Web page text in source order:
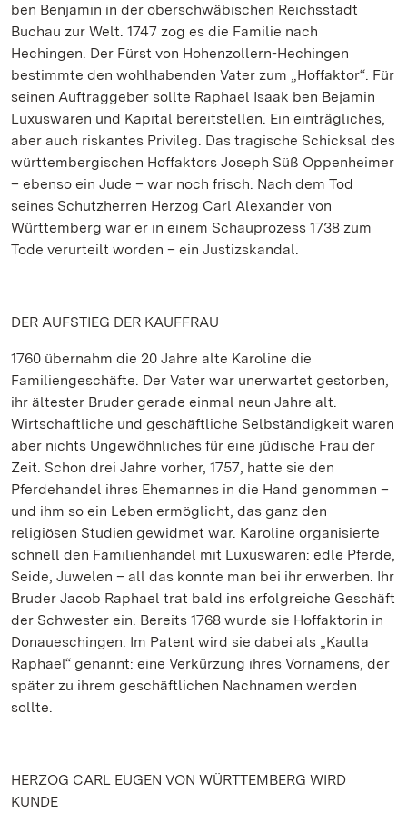
ben Benjamin in der oberschwäbischen Reichsstadt
Buchau zur Welt. 1747 zog es die Familie nach
Hechingen. Der Fürst von Hohenzollern-Hechingen
bestimmte den wohlhabenden Vater zum „Hoffaktor“. Für
seinen Auftraggeber sollte Raphael Isaak ben Bejamin
Luxuswaren und Kapital bereitstellen. Ein einträgliches,
aber auch riskantes Privileg. Das tragische Schicksal des
württembergischen Hoffaktors Joseph Süß Oppenheimer
– ebenso ein Jude – war noch frisch. Nach dem Tod
seines Schutzherren Herzog Carl Alexander von
Württemberg war er in einem Schauprozess 1738 zum
Tode verurteilt worden – ein Justizskandal.
DER AUFSTIEG DER KAUFFRAU
1760 übernahm die 20 Jahre alte Karoline die
Familiengeschäfte. Der Vater war unerwartet gestorben,
ihr ältester Bruder gerade einmal neun Jahre alt.
Wirtschaftliche und geschäftliche Selbständigkeit waren
aber nichts Ungewöhnliches für eine jüdische Frau der
Zeit. Schon drei Jahre vorher, 1757, hatte sie den
Pferdehandel ihres Ehemannes in die Hand genommen –
und ihm so ein Leben ermöglicht, das ganz den
religiösen Studien gewidmet war. Karoline organisierte
schnell den Familienhandel mit Luxuswaren: edle Pferde,
Seide, Juwelen – all das konnte man bei ihr erwerben. Ihr
Bruder Jacob Raphael trat bald ins erfolgreiche Geschäft
der Schwester ein. Bereits 1768 wurde sie Hoffaktorin in
Donaueschingen. Im Patent wird sie dabei als „Kaulla
Raphael“ genannt: eine Verkürzung ihres Vornamens, der
später zu ihrem geschäftlichen Nachnamen werden
sollte.
HERZOG CARL EUGEN VON WÜRTTEMBERG WIRD
KUNDE